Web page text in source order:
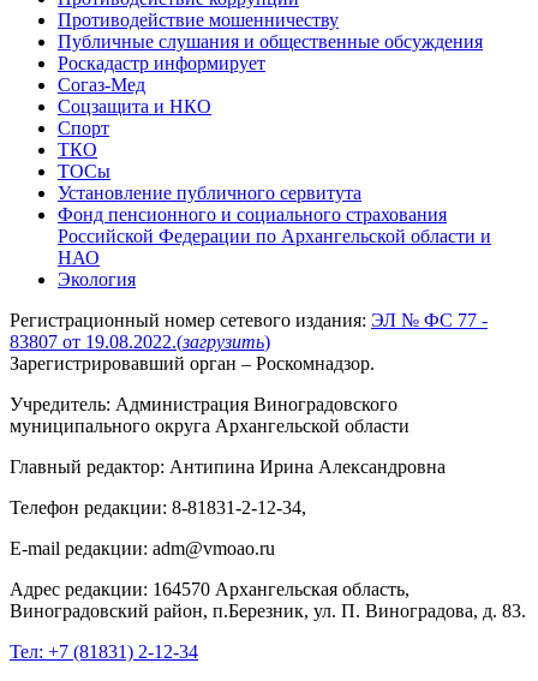
Противодействие мошенничеству
Публичные слушания и общественные обсуждения
Роскадастр информирует
Согаз-Мед
Соцзащита и НКО
Спорт
ТКО
ТОСы
Установление публичного сервитута
Фонд пенсионного и социального страхования
Российской Федерации по Архангельской области и
НАО
Экология
Регистрационный номер сетевого издания: ЭЛ № ФС 77 -
83807 от 19.08.2022.(загрузить)
Зарегистрировавший орган – Роскомнадзор.
Учредитель: Администрация Виноградовского
муниципального округа Архангельской области
Главный редактор: Антипина Ирина Александровна
Телефон редакции: 8-81831-2-12-34,
E-mail редакции: adm@vmoao.ru
Адрес редакции: 164570 Архангельская область,
Виноградовский район, п.Березник, ул. П. Виноградова, д. 83.
Тел: +7 (81831) 2-12-34